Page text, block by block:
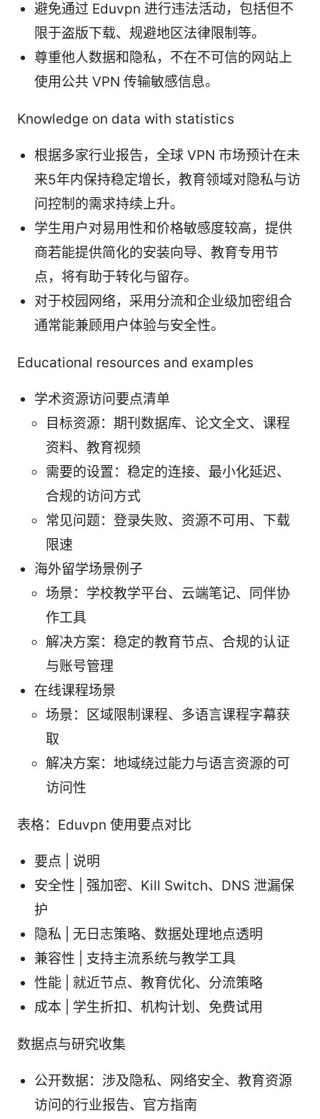
避免通过 Eduvpn 进行违法活动，包括但不
限于盗版下载、规避地区法律限制等。
尊重他人数据和隐私，不在不可信的网站上
使用公共 VPN 传输敏感信息。
Knowledge on data with statistics
根据多家行业报告，全球 VPN 市场预计在未
来5年内保持稳定增长，教育领域对隐私与访
问控制的需求持续上升。
学生用户对易用性和价格敏感度较高，提供
商若能提供简化的安装向导、教育专用节
点，将有助于转化与留存。
对于校园网络，采用分流和企业级加密组合
通常能兼顾用户体验与安全性。
Educational resources and examples
学术资源访问要点清单
目标资源：期刊数据库、论文全文、课程
资料、教育视频
需要的设置：稳定的连接、最小化延迟、
合规的访问方式
常见问题：登录失败、资源不可用、下载
限速
海外留学场景例子
场景：学校教学平台、云端笔记、同伴协
作工具
解决方案：稳定的教育节点、合规的认证
与账号管理
在线课程场景
场景：区域限制课程、多语言课程字幕获
取
解决方案：地域绕过能力与语言资源的可
访问性
表格：Eduvpn 使用要点对比
要点 | 说明
安全性 | 强加密、Kill Switch、DNS 泄漏保
护
隐私 | 无日志策略、数据处理地点透明
兼容性 | 支持主流系统与教学工具
性能 | 就近节点、教育优化、分流策略
成本 | 学生折扣、机构计划、免费试用
数据点与研究收集
公开数据：涉及隐私、网络安全、教育资源
访问的行业报告、官方指南